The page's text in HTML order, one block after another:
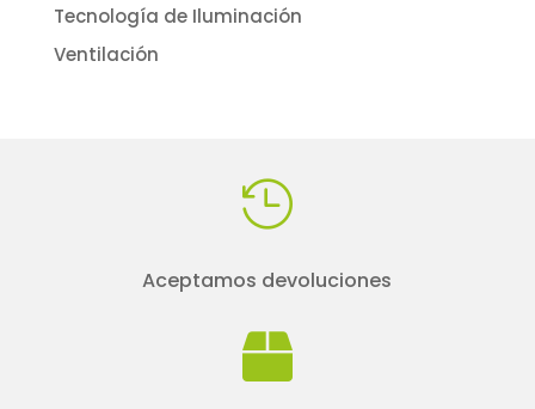
Tecnología de Iluminación
Ventilación

Aceptamos devoluciones
